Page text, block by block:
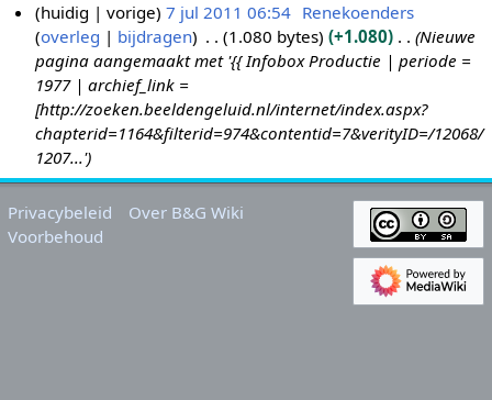
1
1
huidig vorige 7 jul 2011 06:54 Renekoenders
overleg
bijdragen 1.080 bytes +1.080
Nieuwe
pagina aangemaakt met '{{ Infobox Productie | periode =
1977 | archief_link =
[http://zoeken.beeldengeluid.nl/internet/index.aspx?
chapterid=1164&filterid=974&contentid=7&verityID=/12068/
1207...'
Privacybeleid
Over B&G Wiki
Voorbehoud